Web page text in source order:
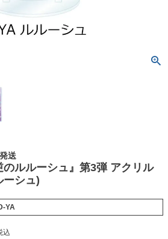
送
のルルーシュ』第3弾 アクリル
ーシュ)
YA
込